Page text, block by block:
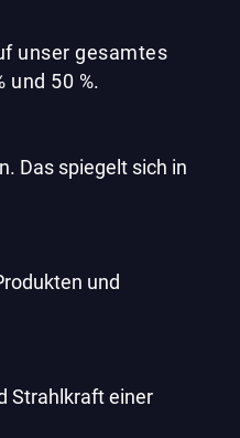
unser gesamtes
und 50 %.
Das spiegelt sich in
und
Strahlkraft einer